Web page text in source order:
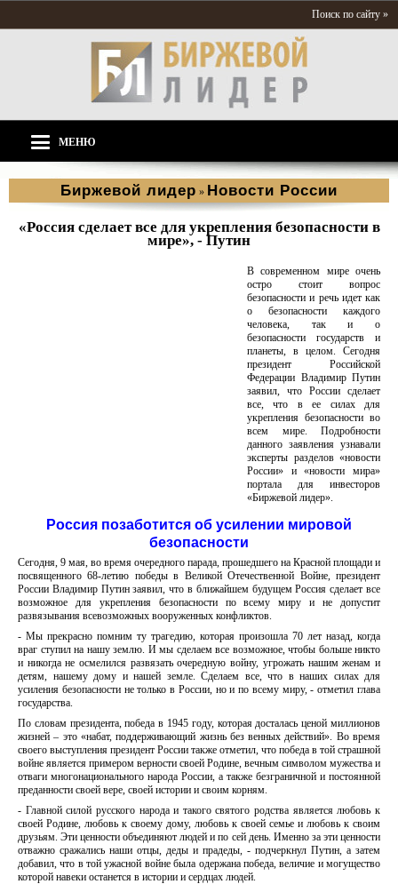
Поиск по сайту »
МЕНЮ
Биржевой лидер » Новости России
«Россия сделает все для укрепления безопасности в
мире», - Путин
В современном мире очень
остро стоит вопрос
безопасности и речь идет как
о безопасности каждого
человека, так и о
безопасности государств и
планеты, в целом. Сегодня
президент Российской
Федерации Владимир Путин
заявил, что России сделает
все, что в ее силах для
укрепления безопасности во
всем мире. Подробности
данного заявления узнавали
эксперты разделов «новости
России» и «новости мира»
портала для инвесторов
«Биржевой лидер».
Россия позаботится об усилении мировой
безопасности
Сегодня, 9 мая, во время очередного парада, прошедшего на Красной площади и
посвященного 68-летию победы в Великой Отечественной Войне, президент
России Владимир Путин заявил, что в ближайшем будущем Россия сделает все
возможное для укрепления безопасности по всему миру и не допустит
развязывания всевозможных вооруженных конфликтов.
- Мы прекрасно помним ту трагедию, которая произошла 70 лет назад, когда
враг ступил на нашу землю. И мы сделаем все возможное, чтобы больше никто
и никогда не осмелился развязать очередную войну, угрожать нашим женам и
детям, нашему дому и нашей земле. Сделаем все, что в наших силах для
усиления безопасности не только в России, но и по всему миру, - отметил глава
государства.
По словам президента, победа в 1945 году, которая досталась ценой миллионов
жизней – это «набат, поддерживающий жизнь без венных действий». Во время
своего выступления президент России также отметил, что победа в той страшной
войне является примером верности своей Родине, вечным символом мужества и
отваги многонационального народа России, а также безграничной и постоянной
преданности своей вере, своей истории и своим корням.
- Главной силой русского народа и такого святого родства является любовь к
своей Родине, любовь к своему дому, любовь к своей семье и любовь к своим
друзьям. Эти ценности объединяют людей и по сей день. Именно за эти ценности
отважно сражались наши отцы, деды и прадеды, - подчеркнул Путин, а затем
добавил, что в той ужасной войне была одержана победа, величие и могущество
которой навеки останется в истории и сердцах людей.